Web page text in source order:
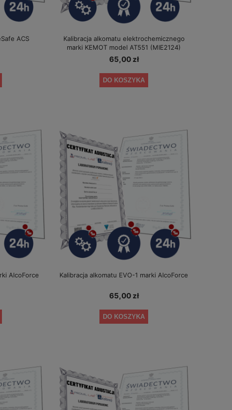
ACS
Kalibracja alkomatu elektrochemicznego
marki KEMOT model AT551 (MIE2124)
65,00 zł
DO KOSZYKA
AlcoForce Kalibracja alkomatu EVO-1 marki AlcoForce
65,00 zł
DO KOSZYKA